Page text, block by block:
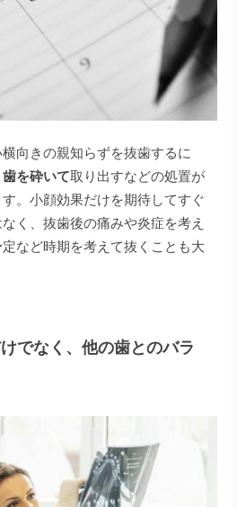
向きの親知らずを抜歯するに
歯を砕いて取り出すなどの処置が
。小顔効果だけを期待してすぐ
く、抜歯後の痛みや炎症を考え
など時期を考えて抜くことも大
でなく、他の歯とのバラ